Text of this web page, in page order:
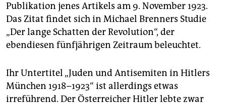
Publikation jenes Artikels am 9. November 1923.
Das Zitat findet sich in Michael Brenners Studie
„Der lange Schatten der Revolution“, der
ebendiesen fünfjährigen Zeitraum beleuchtet.
Ihr Untertitel „Juden und Antisemiten in Hitlers
München 1918–1923“ ist allerdings etwas
irreführend. Der Österreicher Hitler lebte zwar